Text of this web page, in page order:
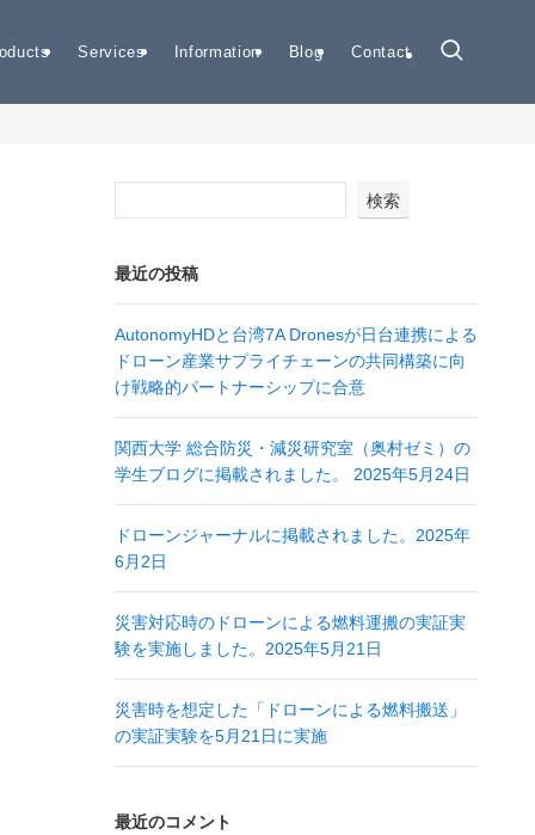
Services Information Blog Contact
検索
最近の投稿
AutonomyHDと台湾7A Dronesが日台連携による
ドローン産業サプライチェーンの共同構築に向
け戦略的パートナーシップに合意
関西大学 総合防災・減災研究室（奥村ゼミ）の
学生ブログに掲載されました。 2025年5月24日
ドローンジャーナルに掲載されました。2025年
6月2日
災害対応時のドローンによる燃料運搬の実証実
験を実施しました。2025年5月21日
災害時を想定した「ドローンによる燃料搬送」
の実証実験を5月21日に実施
最近のコメント